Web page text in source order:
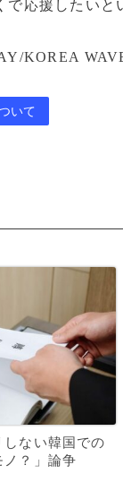
で応援したいと
KOREA
いて
しない韓国での
ノ？」論争